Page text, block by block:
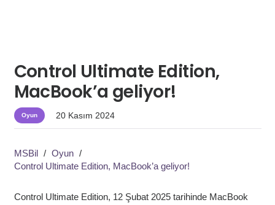
Control Ultimate Edition,
MacBook’a geliyor!
Oyun 20 Kasım 2024
MSBil / Oyun /
Control Ultimate Edition, MacBook’a geliyor!
Control Ultimate Edition, 12 Şubat 2025 tarihinde MacBook